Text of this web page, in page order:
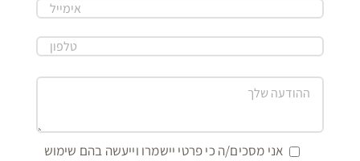
אני מסכים/ה כי פרטי יישמרו וייעשה בהם שימוש